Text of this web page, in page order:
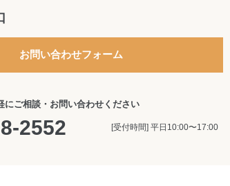
お問い合わせフォーム
にご相談・お問い合わせください
2552 [受付時間] 平日10:00〜17:00